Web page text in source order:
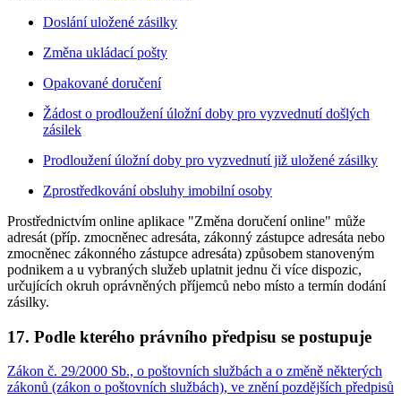
Doslání uložené zásilky
Změna ukládací pošty
Opakované doručení
Žádost o prodloužení úložní doby pro vyzvednutí došlých
zásilek
Prodloužení úložní doby pro vyzvednutí již uložené zásilky
Zprostředkování obsluhy imobilní osoby
Prostřednictvím online aplikace "Změna doručení online" může
adresát (příp. zmocněnec adresáta, zákonný zástupce adresáta nebo
zmocněnec zákonného zástupce adresáta) způsobem stanoveným
podnikem a u vybraných služeb uplatnit jednu či více dispozic,
určujících okruh oprávněných příjemců nebo místo a termín dodání
zásilky.
17. Podle kterého právního předpisu se postupuje
Zákon č. 29/2000 Sb., o poštovních službách a o změně některých
zákonů (zákon o poštovních službách), ve znění pozdějších předpisů